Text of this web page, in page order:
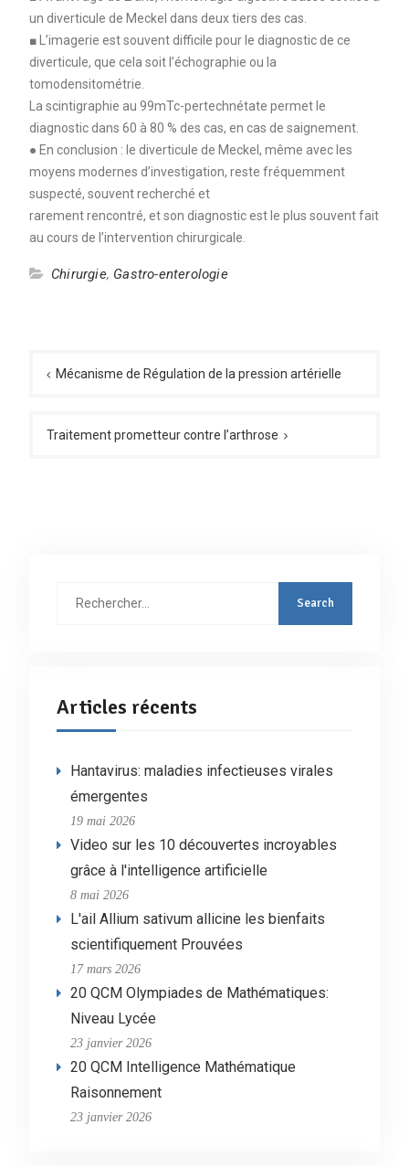
un diverticule de Meckel dans deux tiers des cas.
■ L’imagerie est souvent difficile pour le diagnostic de ce
diverticule, que cela soit l’échographie ou la
tomodensitométrie.
La scintigraphie au 99mTc-pertechnétate permet le
diagnostic dans 60 à 80 % des cas, en cas de saignement.
● En conclusion : le diverticule de Meckel, même avec les
moyens modernes d’investigation, reste fréquemment
suspecté, souvent recherché et
rarement rencontré, et son diagnostic est le plus souvent fait
au cours de l’intervention chirurgicale.
Chirurgie, Gastro-enterologie
de Mécanisme de Régulation de la pression artérielle
Traitement prometteur contre l’arthrose
Articles récents
Hantavirus: maladies infectieuses virales
émergentes
19 mai 2026
Video sur les 10 découvertes incroyables
grâce à l'intelligence artificielle
8 mai 2026
L'ail Allium sativum allicine les bienfaits
scientifiquement Prouvées
17 mars 2026
20 QCM Olympiades de Mathématiques:
Niveau Lycée
23 janvier 2026
20 QCM Intelligence Mathématique
Raisonnement
23 janvier 2026